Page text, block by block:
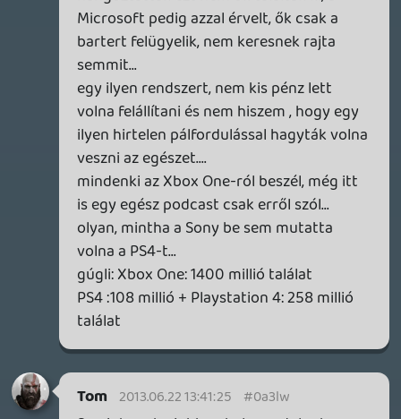
Tom 2013.06.22 10:50:40 #0a3lr
"Ha az E3-on annyit mondtak volna, hogy
"de a digitális játék már első nap fele
annyiba fog kerülni, mint a dobozos
változat", akkor ez az egész DRM dolog
nem lett volna ekkora ügy." Pontosan. De
amúgy mi gátolja meg őket, hogy a day1
digitális játékot 40 dodóért adják a
lemezes verzió 60 dodója helyett? Mert
akkor nagyon sokan a választanák inkább
a digitálist, hiszen senki sem a pénztárcája
ellensége. Ha akarnák, akkor sokkal
kecsegtetőbbé tudnák tenni a digitális
tartalmakat már most x360/ps3-on is, de
nem akarják. Hiszen vajon miért csak a
negatívumokról beszéltek? Miért csak a
rossz dolgokat emelték ki? Miért csak
most kezdenek beszélni az előnyökről
mikor már lefújták az egészet? Marketing
bullshit volt az egész.